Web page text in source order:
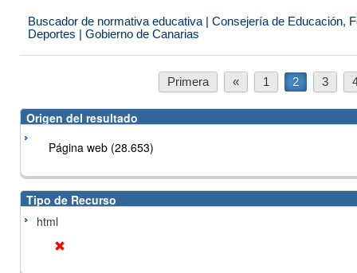
Buscador de normativa educativa | Consejería de Educación,
Deportes | Gobierno de Canarias
Primera « 1 2 3
Origen del resultado
Página web (28.653)
Tipo de Recurso
html